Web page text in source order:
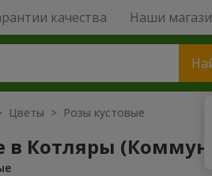
качества Наши
Цветы > Розы кустовые
в Котляры